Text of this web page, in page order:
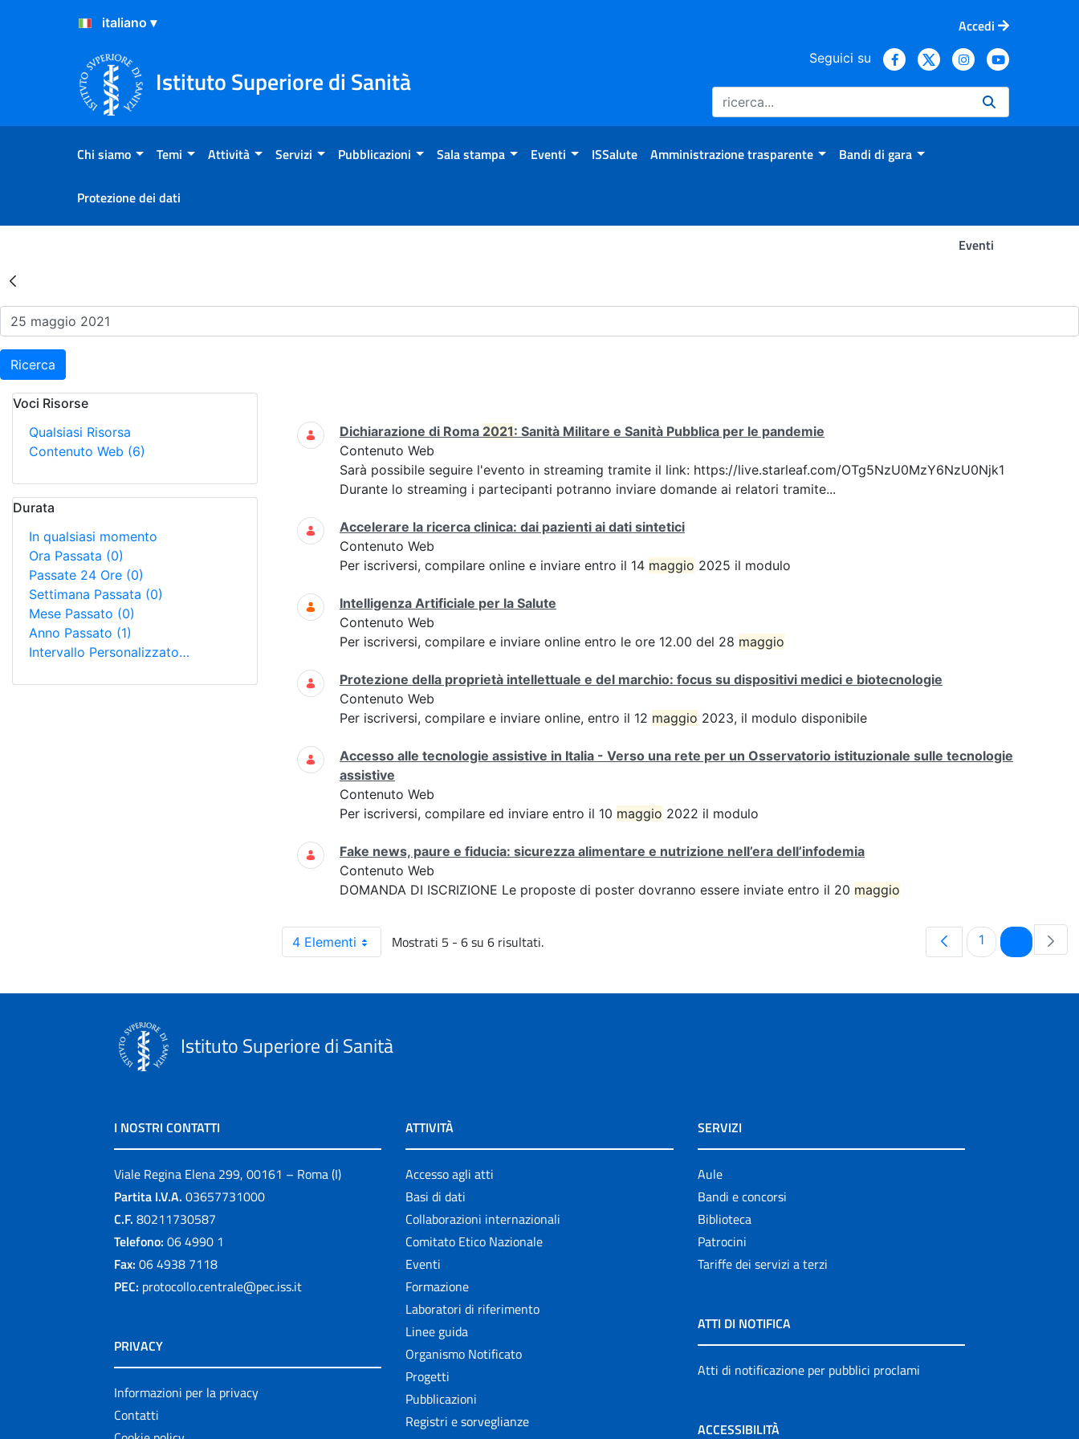
Salta al Contenuto
Salta al Footer
Accedi
Istituto Superiore di Sanità
Seguici su
Chi siamo Temi Attività Servizi Pubblicazioni Sala stampa Eventi ISSalute Amministrazione trasparente Bandi di gara
Protezione dei dati
Eventi
Risultati della Ricerca - Eventi
Ricerca
Voci Risorse
Qualsiasi Risorsa
Contenuto Web (6)
Durata
In qualsiasi momento
Ora Passata (0)
Passate 24 Ore (0)
Settimana Passata (0)
Mese Passato (0)
Anno Passato (1)
Intervallo Personalizzato…
Ricerca
Dichiarazione di Roma 2021: Sanità Militare e Sanità Pubblica per le pandemie
Contenuto Web
Sarà possibile seguire l'evento in streaming tramite il link: https://live.starleaf.com/OTg5NzU0MzY6NzU0Njk1
Durante lo streaming i partecipanti potranno inviare domande ai relatori tramite...
Accelerare la ricerca clinica: dai pazienti ai dati sintetici
Contenuto Web
Per iscriversi, compilare online e inviare entro il 14 maggio 2025 il modulo
Intelligenza Artificiale per la Salute
Contenuto Web
Per iscriversi, compilare e inviare online entro le ore 12.00 del 28 maggio
Protezione della proprietà intellettuale e del marchio: focus su dispositivi medici e biotecnologie
Contenuto Web
Per iscriversi, compilare e inviare online, entro il 12 maggio 2023, il modulo disponibile
Accesso alle tecnologie assistive in Italia - Verso una rete per un Osservatorio istituzionale sulle tecnologie
assistive
Contenuto Web
Per iscriversi, compilare ed inviare entro il 10 maggio 2022 il modulo
Fake news, paure e fiducia: sicurezza alimentare e nutrizione nell’era dell’infodemia
Contenuto Web
DOMANDA DI ISCRIZIONE Le proposte di poster dovranno essere inviate entro il 20 maggio
4 Elementi Mostrati 5 - 6 su 6 risultati. Pagina
1 Pagina
Istituto Superiore di Sanità
I NOSTRI CONTATTI
Viale Regina Elena 299, 00161 – Roma (I)
Partita I.V.A. 03657731000
C.F. 80211730587
Telefono: 06 4990 1
Fax: 06 4938 7118
PEC: protocollo.centrale@pec.iss.it
PRIVACY
Informazioni per la privacy
Contatti
ATTIVITÀ
Accesso agli atti
Basi di dati
Collaborazioni internazionali
Comitato Etico Nazionale
Eventi
Formazione
Laboratori di riferimento
Linee guida
Organismo Notificato
Progetti
Pubblicazioni
Registri e sorveglianze
SERVIZI
Aule
Bandi e concorsi
Biblioteca
Patrocini
Tariffe dei servizi a terzi
ATTI DI NOTIFICA
Atti di notificazione per pubblici proclami
ACCESSIBILITÀ